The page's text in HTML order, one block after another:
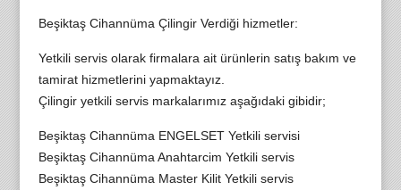
Beşiktaş Cihannüma Çilingir Verdiği hizmetler:
Yetkili servis olarak firmalara ait ürünlerin satış bakım ve
tamirat hizmetlerini yapmaktayız.
Çilingir yetkili servis markalarımız aşağıdaki gibidir;
Beşiktaş Cihannüma ENGELSET Yetkili servisi
Beşiktaş Cihannüma Anahtarcim Yetkili servis
Beşiktaş Cihannüma Master Kilit Yetkili servis